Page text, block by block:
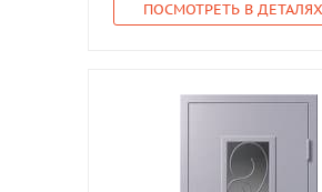
ПОСМОТРЕТЬ В ДЕТАЛЯХ